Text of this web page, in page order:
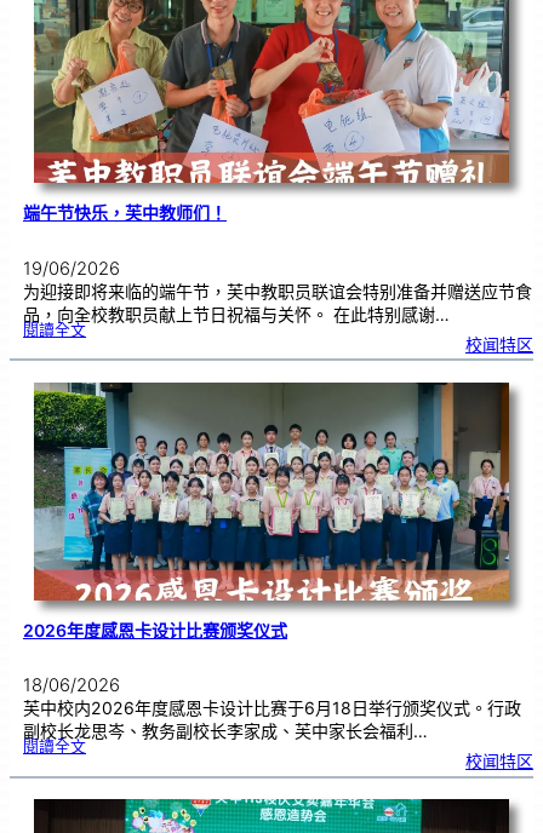
赢
在
起
点
：
打
造
属
于
你
的
未
来
！
端午节快乐，芙中教师们！
19/06/2026
为迎接即将来临的端午节，芙中教职员联谊会特别准备并赠送应节食
品，向全校教职员献上节日祝福与关怀。 在此特别感谢…
閱讀全文:端
快
，
芙
中
教
师
们
！
校闻特区
2026年度感恩卡设计比赛颁奖仪式
18/06/2026
芙中校内2026年度感恩卡设计比赛于6月18日举行颁奖仪式。行政
副校长龙思岑、教务副校长李家成、芙中家长会福利…
閱讀全文:2
6
度
感
卡
校闻特区